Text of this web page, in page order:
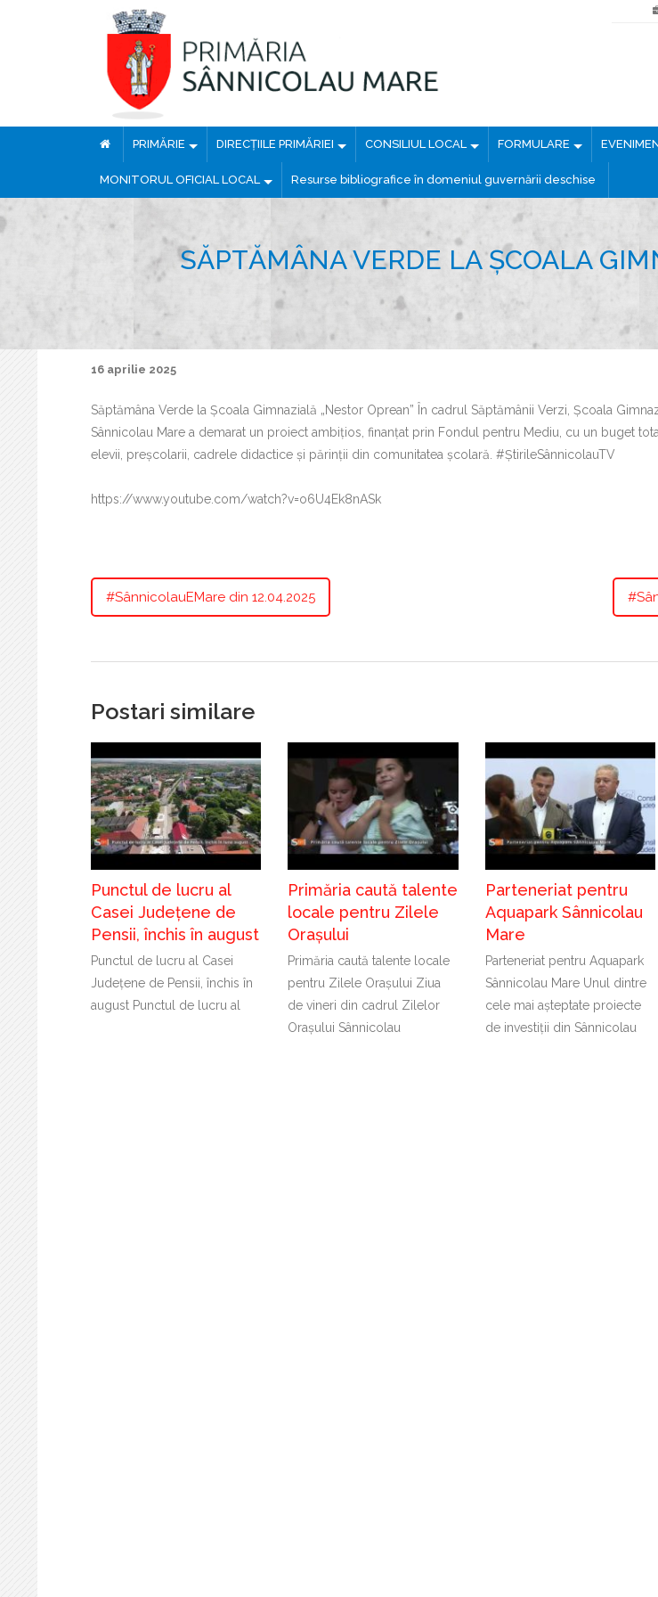
t
ă
PRIMĂRIE DIRECȚIILE PRIMĂRIEI CONSILIUL LOCAL FORMULARE
MONITORUL OFICIAL LOCAL Resurse bibliografice în domeniul guvernării deschise
SĂPTĂMÂNA VERDE LA ȘCOALA
16 aprilie 2025
Săptămâna Verde la Școala Gimnazială „Nestor Oprean” În cadrul Săptămânii Verzi, Școala
Sânnicolau Mare a demarat un proiect ambițios, finanțat prin Fondul pentru Mediu, cu un buget
elevii, preșcolarii, cadrele didactice și părinții din comunitatea școlară. #ȘtirileSânnicolauTV
https://www.youtube.com/watch?v=o6U4Ek8nASk
#SânnicolauEMare din 12.04.2025
Postari similare
Punctul de lucru al
Casei Județene de
Pensii, închis în august
Punctul de lucru al Casei
Județene de Pensii, închis în
august Punctul de lucru al
Primăria caută talente
locale pentru Zilele
Orașului
Primăria caută talente locale
pentru Zilele Orașului Ziua
de vineri din cadrul Zilelor
Orașului Sânnicolau
Parteneriat pentru
Aquapark Sânnicolau
Mare
Parteneriat pentru Aquapark
Sânnicolau Mare Unul dintre
cele mai așteptate proiecte
de investiții din Sânnicolau